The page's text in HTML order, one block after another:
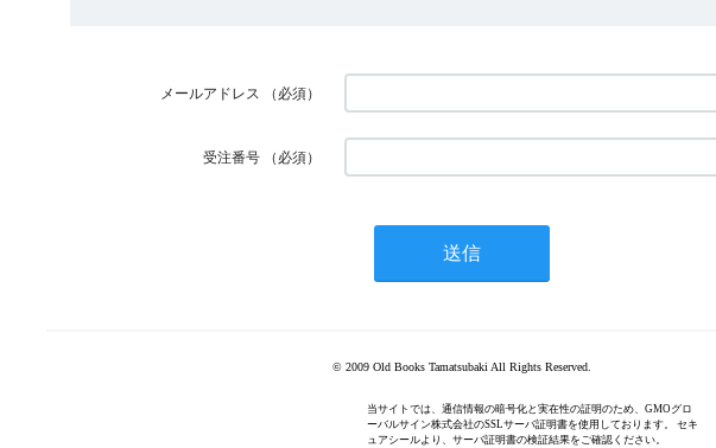
メールアドレス （必須）
受注番号 （必須）
© 2009 Old Books Tamatsubaki All Rights Reserved.
当サイトでは、通信情報の暗号化と実在性の証明のため、GMOグロ
ーバルサイン株式会社のSSLサーバ証明書を使用しております。 セキ
ュアシールより、サーバ証明書の検証結果をご確認ください。